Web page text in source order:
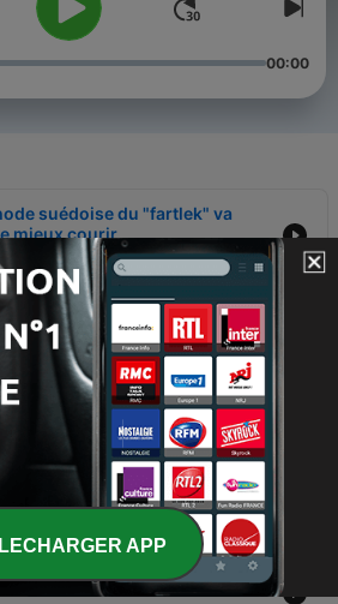
00:00
suédoise du "fartlek" va
mieux courir
vous fera progresser
améliorer sa cadence et
votre musique peut vous
peut-elle améliorer vos
APP